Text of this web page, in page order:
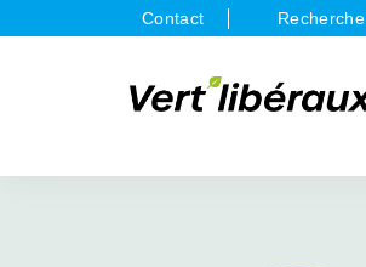
Contact Recherche